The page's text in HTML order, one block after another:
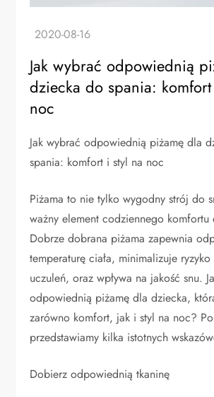
Jak wybrać odpowiednią
dziecka do spania:
noc
Jak wybrać odpowiednią piżamę dla
spania: komfort i styl na noc
Piżama to nie tylko wygodny strój do
ważny element codziennego komfortu
Dobrze dobrana piżama zapewnia
temperaturę ciała, minimalizuje
uczuleń, oraz wpływa na jakość snu.
odpowiednią piżamę dla dziecka,
zarówno komfort, jak i styl na noc?
przedstawiamy kilka istotnych
Dobierz odpowiednią tkaninę